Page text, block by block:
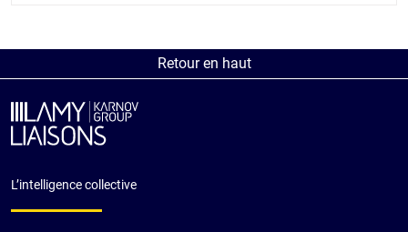
Retour en haut
L’intelligence collective